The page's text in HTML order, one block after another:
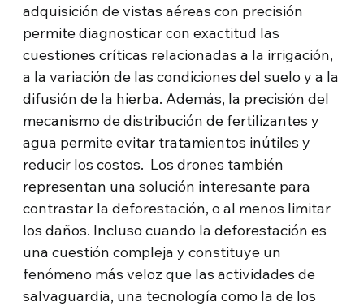
adquisición de vistas aéreas con precisión
permite diagnosticar con exactitud las
cuestiones críticas relacionadas a la irrigación,
a la variación de las condiciones del suelo y a la
difusión de la hierba. Además, la precisión del
mecanismo de distribución de fertilizantes y
agua permite evitar tratamientos inútiles y
reducir los costos. Los drones también
representan una solución interesante para
contrastar la deforestación, o al menos limitar
los daños. Incluso cuando la deforestación es
una cuestión compleja y constituye un
fenómeno más veloz que las actividades de
salvaguardia, una tecnología como la de los